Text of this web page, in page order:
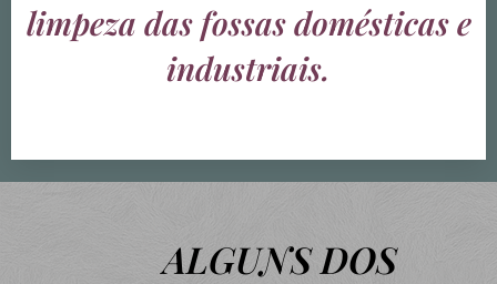
limpeza das fossas domésticas e
industriais.
ALGUNS DOS